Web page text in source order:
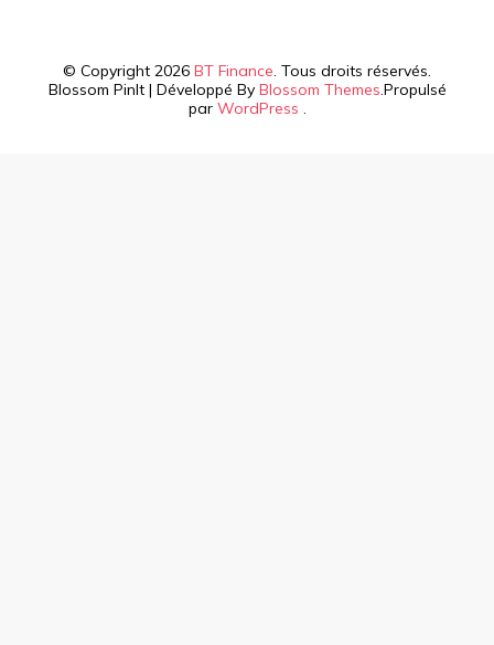
© Copyright 2026 BT Finance. Tous droits réservés.
Blossom PinIt | Développé By Blossom Themes.Propulsé
par WordPress .